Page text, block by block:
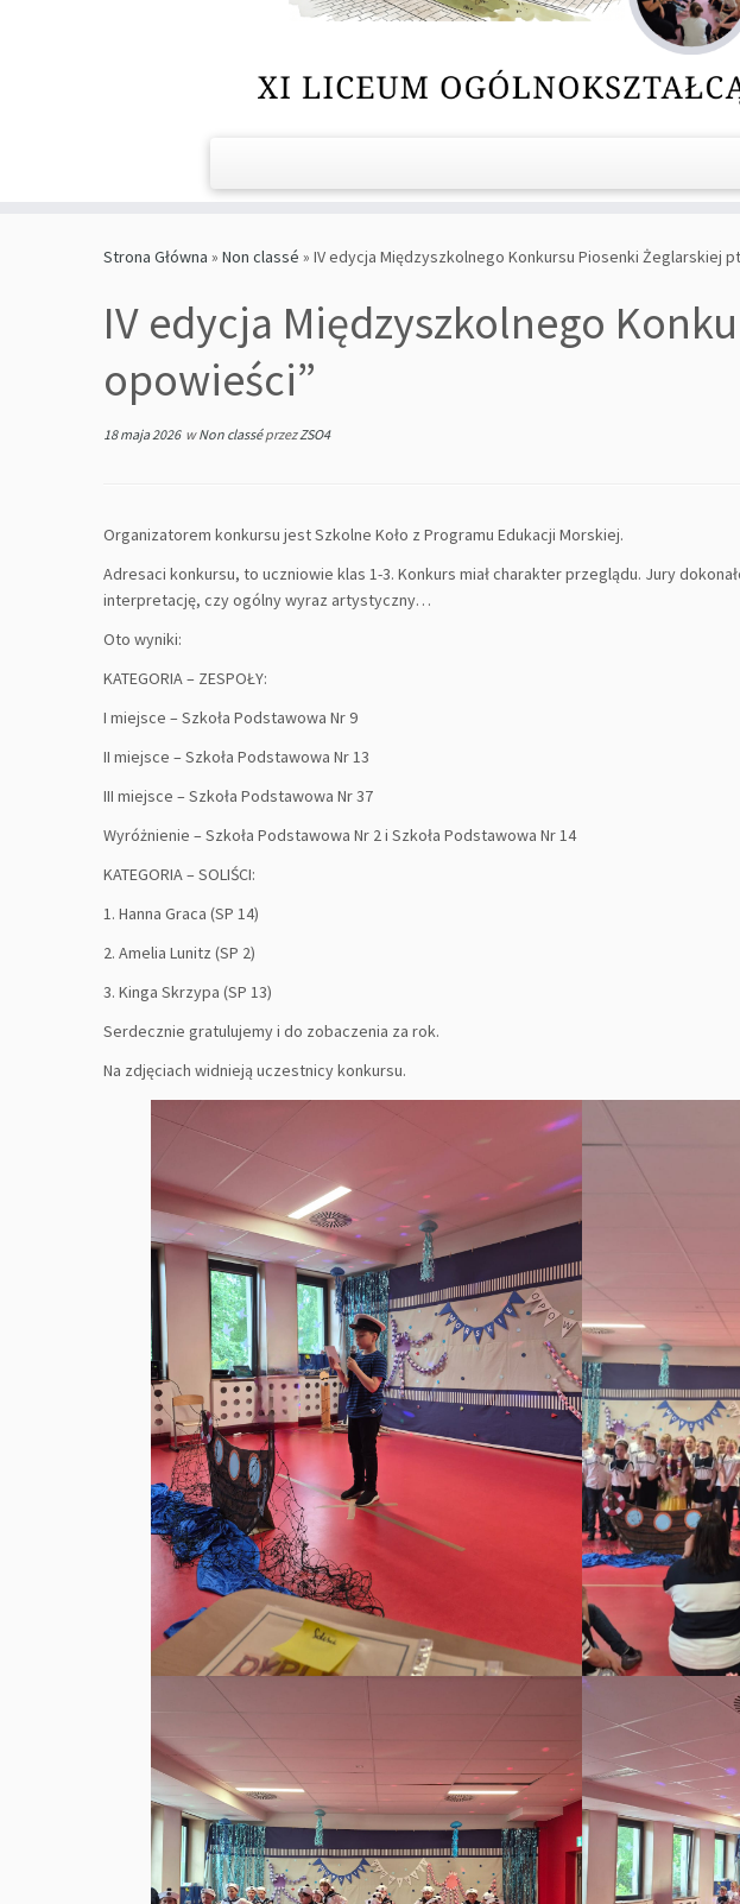
Strona Główna » Non classé » IV edycja Międzyszkolnego Konkursu Piosenki Żeglarskiej
IV edycja Międzyszkolnego
opowieści”
18 maja 2026wNon classéprzezZSO4
Organizatorem konkursu jest Szkolne Koło z Programu Edukacji Morskiej.
Adresaci konkursu, to uczniowie klas 1-3. Konkurs miał charakter przeglądu. Jury
interpretację, czy ogólny wyraz artystyczny…
Oto wyniki:
KATEGORIA – ZESPOŁY:
I miejsce – Szkoła Podstawowa Nr 9
II miejsce – Szkoła Podstawowa Nr 13
III miejsce – Szkoła Podstawowa Nr 37
Wyróżnienie – Szkoła Podstawowa Nr 2 i Szkoła Podstawowa Nr 14
KATEGORIA – SOLIŚCI:
1. Hanna Graca (SP 14)
2. Amelia Lunitz (SP 2)
3. Kinga Skrzypa (SP 13)
Serdecznie gratulujemy i do zobaczenia za rok.
Na zdjęciach widnieją uczestnicy konkursu.